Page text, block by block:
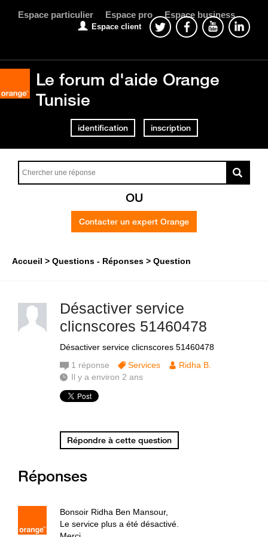
Espace particulier Espace pro Espace business
Espace client
Le forum d'aide Orange
Tunisie
identification inscription
OU
Contacter un expert Orange
Accueil Questions - Réponses Question
Désactiver service
clicnscores 51460478
Désactiver service clicnscores 51460478
1 réponse Services
Ridha B.
Il y a environ 2 ans
Répondre à cette question
Réponses
Bonsoir Ridha Ben Mansour,
Le service plus a été désactivé.